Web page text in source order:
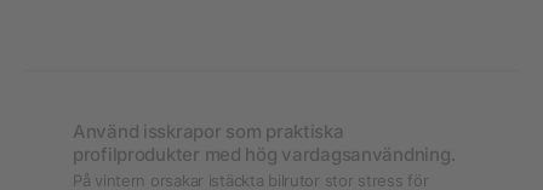
Använd isskrapor som praktiska
profilprodukter med hög vardagsanvändning.
På vintern orsakar istäckta bilrutor stor stress för